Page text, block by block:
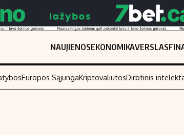
NAUJIENOSEKONOMIKAVERSLAS
Europos SąjungaKriptovaliutosDirbtinis